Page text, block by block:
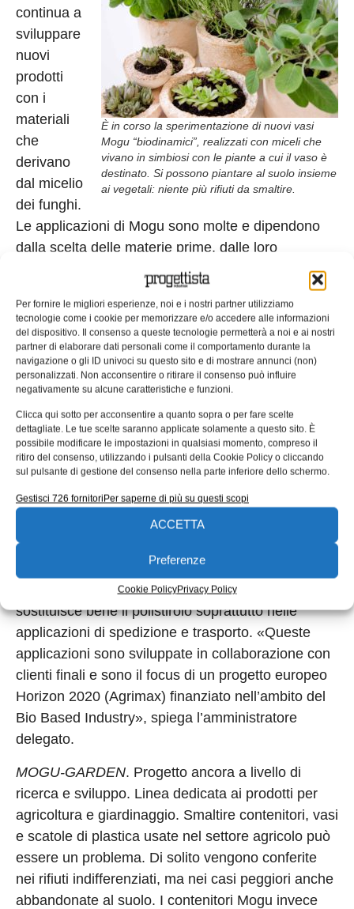
Per fornire le migliori esperienze, noi e i nostri partner utilizziamo
tecnologie come i cookie per memorizzare e/o accedere alle informazioni
del dispositivo. Il consenso a queste tecnologie permetterà a noi e ai nostri
partner di elaborare dati personali come il comportamento durante la
navigazione o gli ID univoci su questo sito e di mostrare annunci (non)
personalizzati. Non acconsentire o ritirare il consenso può influire
negativamente su alcune caratteristiche e funzioni.
Clicca qui sotto per acconsentire a quanto sopra o per fare scelte
dettagliate. Le tue scelte saranno applicate solamente a questo sito. È
possibile modificare le impostazioni in qualsiasi momento, compreso il
ritiro del consenso, utilizzando i pulsanti della Cookie Policy o cliccando
sul pulsante di gestione del consenso nella parte inferiore dello schermo.
Gestisci 726 fornitoriPer saperne di più su questi scopi
ACCETTA
Preferenze
Cookie PolicyPrivacy Policy
È in corso la sperimentazione di nuovi vasi
Mogu “biodinamici”, realizzati con miceli che
vivano in simbiosi con le piante a cui il vaso è
destinato. Si possono piantare al suolo insieme
ai vegetali: niente più rifiuti da smaltire.
continua a
sviluppare
nuovi
prodotti
con i
materiali
che
derivano
dal micelio
dei funghi.
Le applicazioni di Mogu sono molte e dipendono
dalla scelta delle materie prime, dalle loro
condizioni di preparazione e crescita, dai
trattamenti condotti sullo specifico micelio. Queste
le principali categorie:
MOGU-HOME. Bio-pannelli per isolamento termico
e acustico, pannelli decorativi o strutturali, elementi
di mobili. «Tutti garantiti a ritardo di fiamma,
naturali, non contenenti sostanze tossiche e capaci
di durare nel tempo. Con questa linea Mycoplast
entrerà nel mercato del bio-design entro la fine del
2016, lanciando un primo prodotto ad alto valore
aggiunto», sottolinea Babbini.
. Linea dedicata all’imballaggio
secondario, in diversi settori, da quello alimentare
a quello cosmetico e del lusso. Bassa densità (80
), resistente ai carichi e agli impatti,
sostituisce bene il polistirolo soprattutto nelle
applicazioni di spedizione e trasporto. «Queste
applicazioni sono sviluppate in collaborazione con
clienti finali e sono il focus di un progetto europeo
Horizon 2020 (Agrimax) finanziato nell’ambito del
Bio Based Industry», spiega l’amministratore
delegato.
MOGU-GARDEN. Progetto ancora a livello di
ricerca e sviluppo. Linea dedicata ai prodotti per
agricoltura e giardinaggio. Smaltire contenitori, vasi
e scatole di plastica usate nel settore agricolo può
essere un problema. Di solito vengono conferite
nei rifiuti indifferenziati, ma nei casi peggiori anche
abbandonate al suolo. I contenitori Mogu invece